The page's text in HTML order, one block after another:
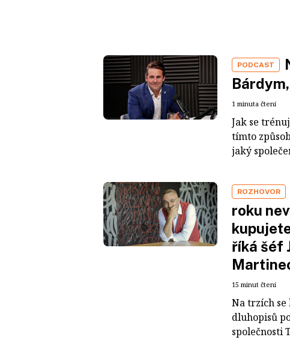
PODCAST
1 minuta čtení
Jak se
tímto
jaký
ROZHOVOR
roku
říká šéf
15 minut čtení
Na trzích se
dluhopisů
společnosti